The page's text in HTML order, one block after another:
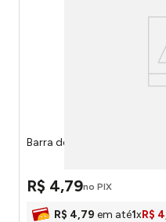
Barra de Cereal Nuts
R$ 4,79no PIX
R$ 4,79 em até1xR$ 4